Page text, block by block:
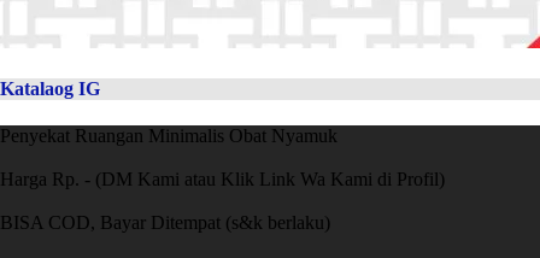
Katalaog IG
Penyekat Ruangan Minimalis Obat Nyamuk
Harga Rp. - (DM Kami atau Klik Link Wa Kami di Profil)
BISA COD, Bayar Ditempat (s&k berlaku)